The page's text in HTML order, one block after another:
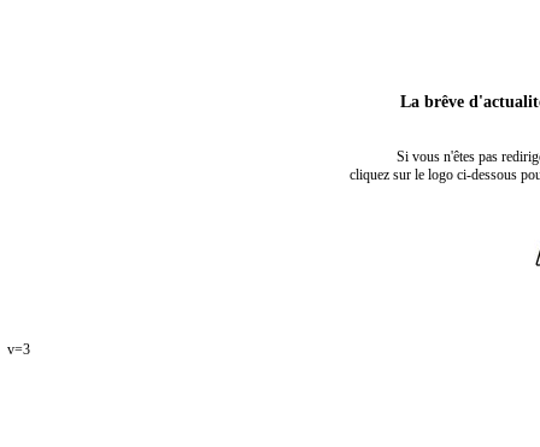
La brêve
Si vous n'êtes pas
cliquez sur le logo ci-dessous
v=3